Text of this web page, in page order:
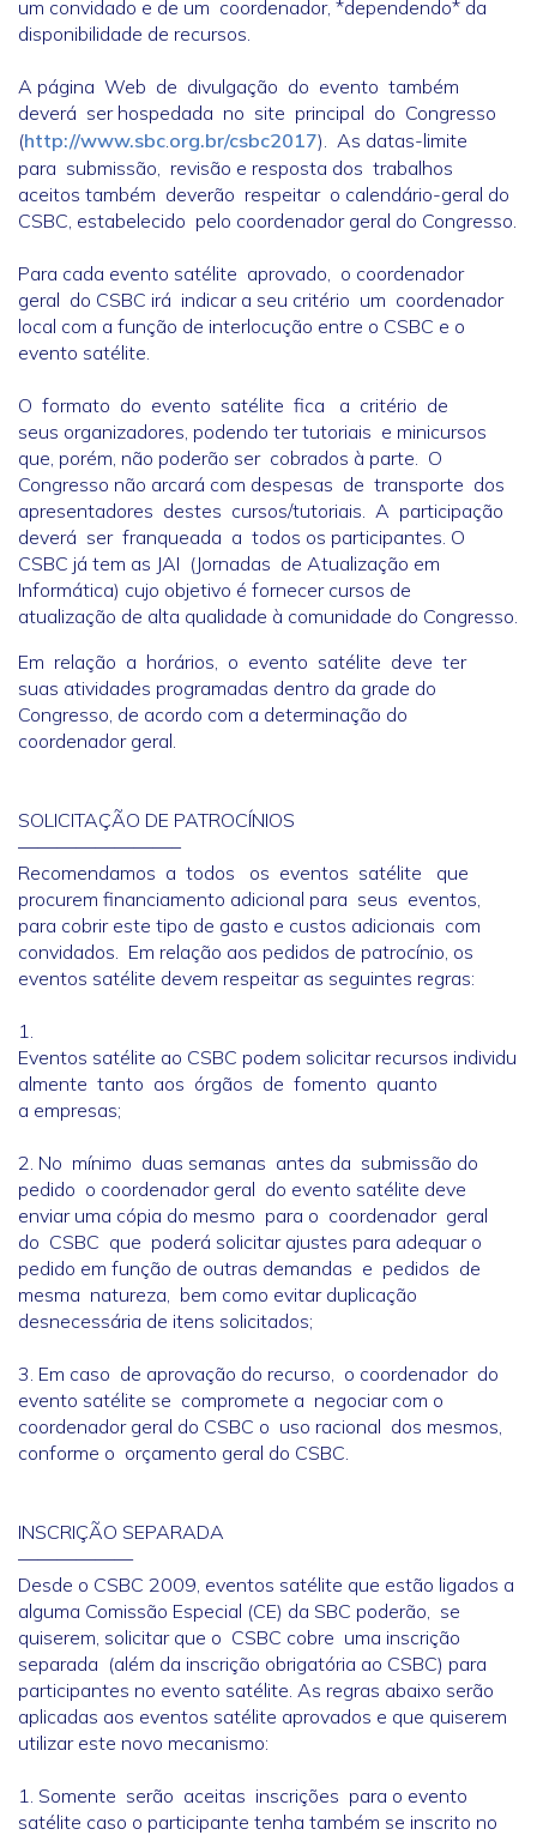
um convidado e de um coordenador, *dependendo* da
disponibilidade de recursos.
A página Web de divulgação do evento também
deverá ser hospedada no site principal do Congresso
(http://www.sbc.org.br/csbc2017). As datas-limite
para submissão, revisão e resposta dos trabalhos
aceitos também deverão respeitar o calendário-geral do
CSBC, estabelecido pelo coordenador geral do Congresso.
Para cada evento satélite aprovado, o coordenador
geral do CSBC irá indicar a seu critério um coordenador
local com a função de interlocução entre o CSBC e o
evento satélite.
O formato do evento satélite fica a critério de
seus organizadores, podendo ter tutoriais e minicursos
que, porém, não poderão ser cobrados à parte. O
Congresso não arcará com despesas de transporte dos
apresentadores destes cursos/tutoriais. A participação
deverá ser franqueada a todos os participantes. O
CSBC já tem as JAI (Jornadas de Atualização em
Informática) cujo objetivo é fornecer cursos de
atualização de alta qualidade à comunidade do Congresso.
Em relação a horários, o evento satélite deve ter
suas atividades programadas dentro da grade do
Congresso, de acordo com a determinação do
coordenador geral.
SOLICITAÇÃO DE PATROCÍNIOS
————————–
Recomendamos a todos os eventos satélite que
procurem financiamento adicional para seus eventos,
para cobrir este tipo de gasto e custos adicionais com
convidados. Em relação aos pedidos de patrocínio, os
eventos satélite devem respeitar as seguintes regras:
1.
Eventos satélite ao CSBC podem solicitar recursos individu
almente tanto aos órgãos de fomento quanto
a empresas;
2. No mínimo duas semanas antes da submissão do
pedido o coordenador geral do evento satélite deve
enviar uma cópia do mesmo para o coordenador geral
do CSBC que poderá solicitar ajustes para adequar o
pedido em função de outras demandas e pedidos de
mesma natureza, bem como evitar duplicação
desnecessária de itens solicitados;
3. Em caso de aprovação do recurso, o coordenador do
evento satélite se compromete a negociar com o
coordenador geral do CSBC o uso racional dos mesmos,
conforme o orçamento geral do CSBC.
INSCRIÇÃO SEPARADA
——————
Desde o CSBC 2009, eventos satélite que estão ligados a
alguma Comissão Especial (CE) da SBC poderão, se
quiserem, solicitar que o CSBC cobre uma inscrição
separada (além da inscrição obrigatória ao CSBC) para
participantes no evento satélite. As regras abaixo serão
aplicadas aos eventos satélite aprovados e que quiserem
utilizar este novo mecanismo:
1. Somente serão aceitas inscrições para o evento
satélite caso o participante tenha também se inscrito no